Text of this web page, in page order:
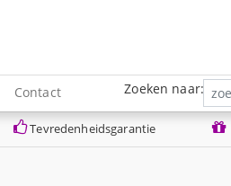
Contact Zoeken naar:
Tevredenheidsgarantie